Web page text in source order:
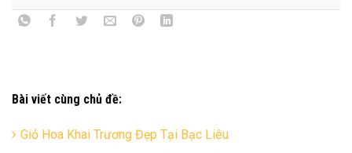
Bài viết cùng chủ đề:
Giỏ Hoa Khai Trương Đẹp Tại Bạc Liêu